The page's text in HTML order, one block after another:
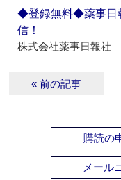
◆登録無料◆薬事日
信！
株式会社薬事日報社
« 前の記事
購読の
メール